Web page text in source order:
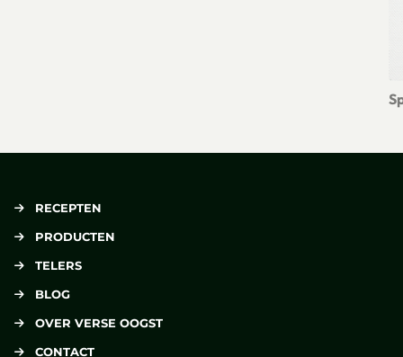
RECEPTEN
PRODUCTEN
TELERS
BLOG
OVER VERSE OOGST
CONTACT